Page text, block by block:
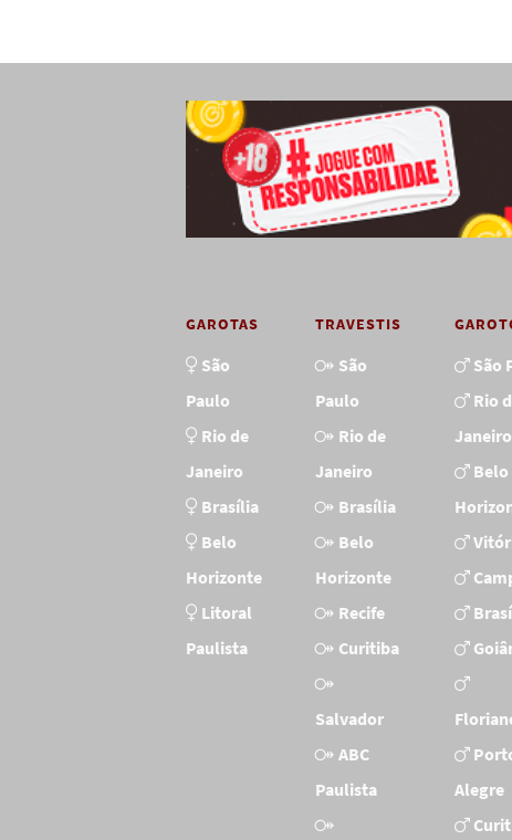
GAROTAS
São
Paulo
Rio de
Janeiro
Brasília
Belo
Horizonte
Litoral
Paulista
TRAVESTIS
São
Paulo
Rio de
Janeiro
Brasília
Belo
Horizonte
Recife
Curitiba
Salvador
ABC
Paulista
São
Rio
Janeiro
Belo
Alegre